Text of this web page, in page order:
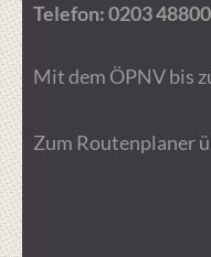
Telefon:0203
Mit dem ÖPNV bis
Zum Routenplaner